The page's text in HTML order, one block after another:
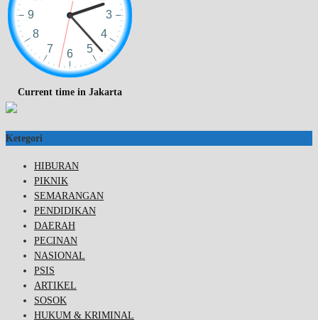
Current time in Jakarta
Ketegori
HIBURAN
PIKNIK
SEMARANGAN
PENDIDIKAN
DAERAH
PECINAN
NASIONAL
PSIS
ARTIKEL
SOSOK
HUKUM & KRIMINAL